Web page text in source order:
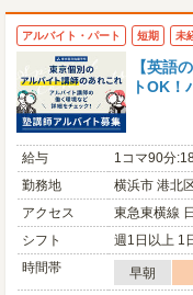
アルバイト・パート 短期 未
【英語
トOK！
給与
1コマ90分
勤務地
横浜市 港北
アクセス
東急東横線
シフト
週1日以上 1
時間帯
早朝